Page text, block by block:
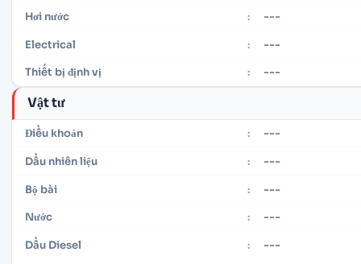
Hơi nước : ---
Electrical : ---
Thiết bị định vị : ---
Vật tư
Điều khoản : ---
Dầu nhiên liệu : ---
Bộ bài : ---
Nước : ---
Dầu Diesel : ---